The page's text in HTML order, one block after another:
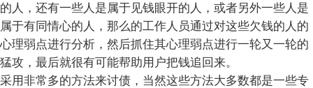
的人，还有一些人是属于见钱眼开的人，或者另外一些人是
属于有同情心的人，那么的工作人员通过对这些欠钱的人的
心理弱点进行分析，然后抓住其心理弱点进行一轮又一轮的
猛攻，最后就很有可能帮助用户把钱追回来。
采用非常多的方法来讨债，当然这些方法大多数都是一些专